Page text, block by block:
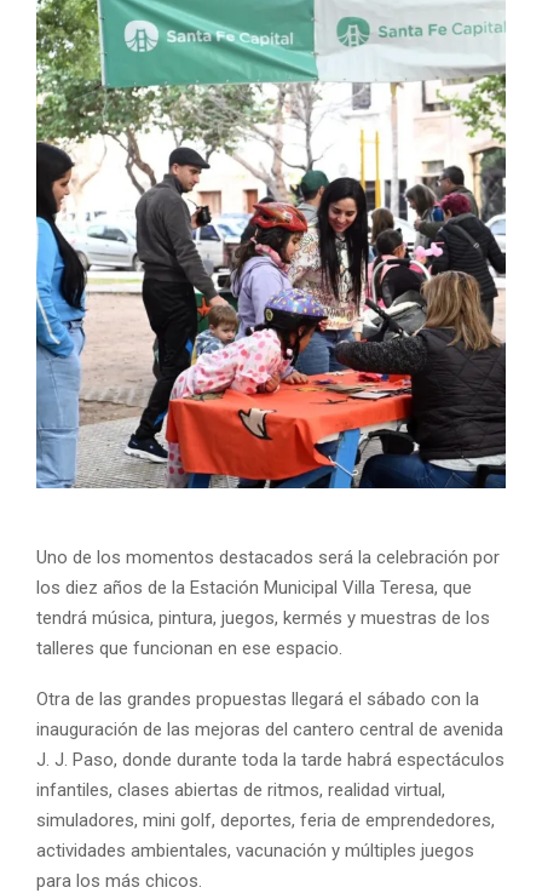
Uno de los momentos destacados será la celebración por
los diez años de la Estación Municipal Villa Teresa, que
tendrá música, pintura, juegos, kermés y muestras de los
talleres que funcionan en ese espacio.
Otra de las grandes propuestas llegará el sábado con la
inauguración de las mejoras del cantero central de avenida
J. J. Paso, donde durante toda la tarde habrá espectáculos
infantiles, clases abiertas de ritmos, realidad virtual,
simuladores, mini golf, deportes, feria de emprendedores,
actividades ambientales, vacunación y múltiples juegos
para los más chicos.